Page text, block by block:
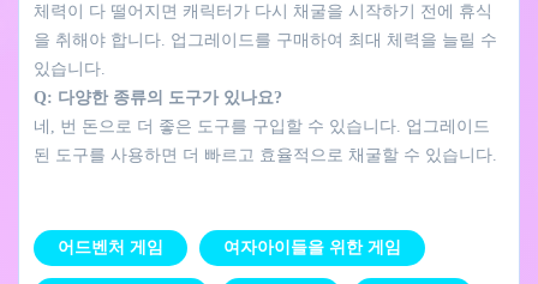
체력이 다 떨어지면 캐릭터가 다시 채굴을 시작하기 전에 휴식
을 취해야 합니다. 업그레이드를 구매하여 최대 체력을 늘릴 수
있습니다.
Q: 다양한 종류의 도구가 있나요?
네, 번 돈으로 더 좋은 도구를 구입할 수 있습니다. 업그레이드
된 도구를 사용하면 더 빠르고 효율적으로 채굴할 수 있습니다.
어드벤처 게임 여자아이들을 위한 게임